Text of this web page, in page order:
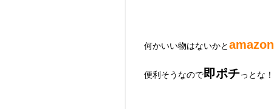
何かいい物はないかとamazon
便利そうなので即ポチっとな！